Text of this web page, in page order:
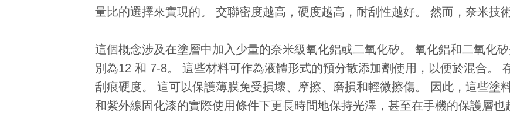
量比的選擇來實現的。 交聯密度越高，硬度越高，耐刮性越好。 然而，奈米技
這個概念涉及在塗層中加入少量的奈米級氧化鋁或二氧化矽。 氧化鋁和二氧化
別為12 和 7-8。 這些材料可作為液體形式的預分散添加劑使用，以便於混合。
刮痕硬度。 這可以保護薄膜免受損壞、摩擦、磨損和輕微擦傷。 因此，這些塗
和紫外線固化漆的實際使用條件下更長時間地保持光澤，甚至在手機的保護層也